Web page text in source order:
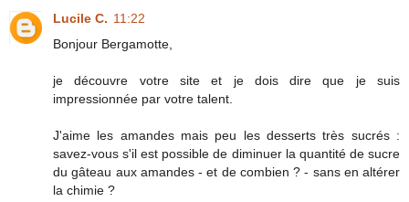
Lucile C. 11:22
Bonjour Bergamotte,
je découvre votre site et je dois dire que je suis
impressionnée par votre talent.
J'aime les amandes mais peu les desserts très sucrés :
savez-vous s'il est possible de diminuer la quantité de sucre
du gâteau aux amandes - et de combien ? - sans en altérer
la chimie ?